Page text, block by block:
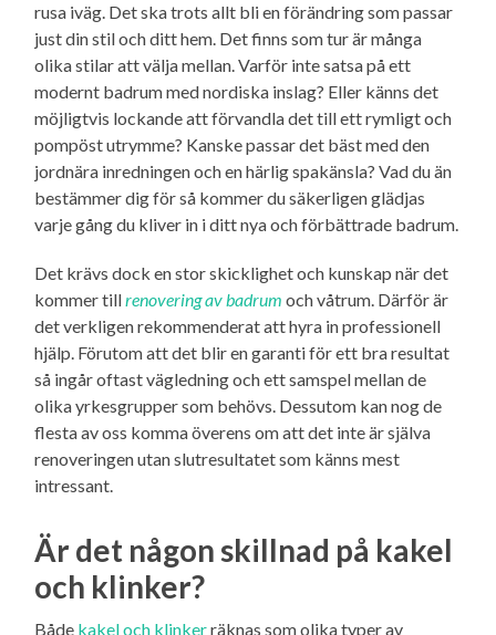
rusa iväg. Det ska trots allt bli en förändring som passar
just din stil och ditt hem. Det finns som tur är många
olika stilar att välja mellan. Varför inte satsa på ett
modernt badrum med nordiska inslag? Eller känns det
möjligtvis lockande att förvandla det till ett rymligt och
pompöst utrymme? Kanske passar det bäst med den
jordnära inredningen och en härlig spakänsla? Vad du än
bestämmer dig för så kommer du säkerligen glädjas
varje gång du kliver in i ditt nya och förbättrade badrum.
Det krävs dock en stor skicklighet och kunskap när det
kommer tillrenovering av badrum och våtrum. Därför är
det verkligen rekommenderat att hyra in professionell
hjälp. Förutom att det blir en garanti för ett bra resultat
så ingår oftast vägledning och ett samspel mellan de
olika yrkesgrupper som behövs. Dessutom kan nog de
flesta av oss komma överens om att det inte är själva
renoveringen utan slutresultatet som känns mest
intressant.
Är det någon skillnad på kakel
och klinker?
Både kakel och klinkerräknas som olika typer av